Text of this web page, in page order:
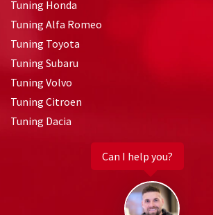
Tuning Honda
Tuning Alfa Romeo
Tuning Toyota
Tuning Subaru
Tuning Volvo
Tuning Citroen
Tuning Dacia
Can I help you?